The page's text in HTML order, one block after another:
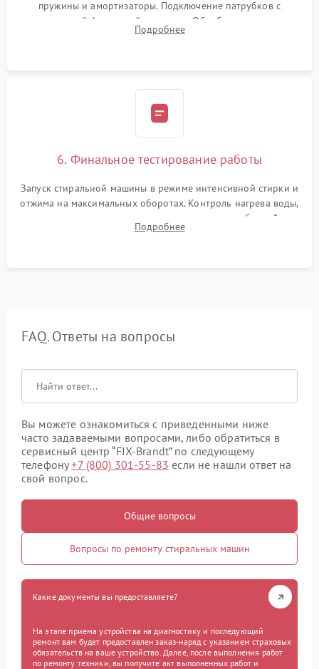
пружины и амортизаторы. Подключение патрубков с
надежной фиксацией хомутами. Обработка стыков
герметиком для предотвращения возможных протечек воды.
Подробнее
6. Финальное тестирование работы
Запуск стиральной машины в режиме интенсивной стирки и
отжима на максимальных оборотах. Контроль нагрева воды,
корректности слива, отсутствия излишних вибраций,
посторонних стуков и протечек под корпусом.
Подробнее
FAQ. Ответы на вопросы
Вы можете ознакомиться с приведенными ниже
часто задаваемыми вопросами, либо обратиться в
сервисный центр “FIX-Brandt” по следующему
телефону+7 (800) 301-55-83 если не нашли ответ на
свой вопрос.
Общие вопросы
Вопросы по ремонту стиральных машин
Какие документы вы предоставляете?
На этапе приема устройства на диагностику и последующий
ремонт вам будет предоставлен заказ-наряд с указанием страховых
обязательств на ваше устройство. Далее, после выполнения работ
по ремонту техники, вы получите акт выполненных работ и